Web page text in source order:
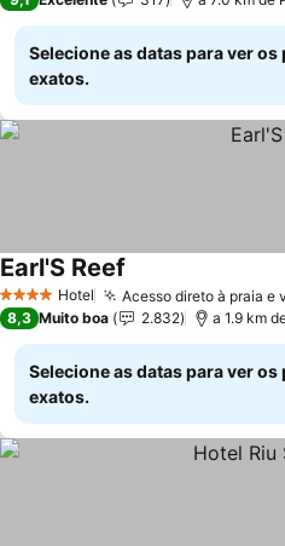
Selecione as datas para ver os
exatos.
4 EstrelasHotel Acesso direto à praia e
Earl'S Reef
8,3 Muito boa 2.832 a 1.9 km
Selecione as datas para ver os
exatos.